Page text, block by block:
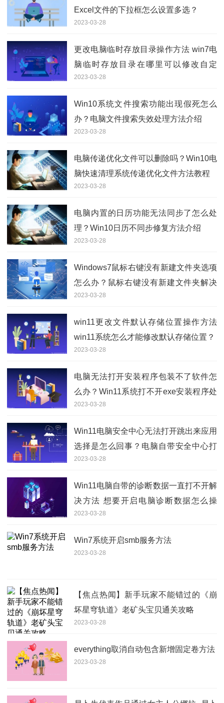
Excel文件的下拉框怎么设置多选？
2023-03-28
更改电脑临时存放目录操作方法 win7电
脑临时存放目录在哪里可以修改自定
义？
2023-03-28
Win10系统文件搜索功能出现假死怎么
办？电脑文件搜索失效处理方法介绍
2023-03-28
电脑传递优化文件可以删除吗？Win10电
脑快速清理系统传递优化文件方法教程
2023-03-28
电脑内置的日历功能无法同步了怎么处
理？Win10日历不同步修复方法介绍
2023-03-28
Windows7鼠标右键没有新建文件夹选项
怎么办？鼠标右键没有新建文件夹解决
方法分享
2023-03-28
win11更改文件默认存储位置操作方法
win11系统怎么才能修改默认存储位置？
2023-03-28
电脑无法打开安装程序包装不了软件怎
么办？Win11系统打不开exe安装程序处
理方法
2023-03-28
Win11电脑安全中心无法打开跳出来应用
选择是怎么回事？电脑自带安全中心打
不开应该怎么解决？
2023-03-28
Win11电脑自带的诊断数据一直打不开解
决方法 想要开启电脑诊断数据怎么操
作？
2023-03-28
Win7系统开启smb服务方法
2023-03-28
【焦点热闻】新手玩家不能错过的《崩
坏星穹轨道》老矿头宝贝通关攻略
2023-03-28
everything取消自动包含新增固定卷方法
2023-03-28